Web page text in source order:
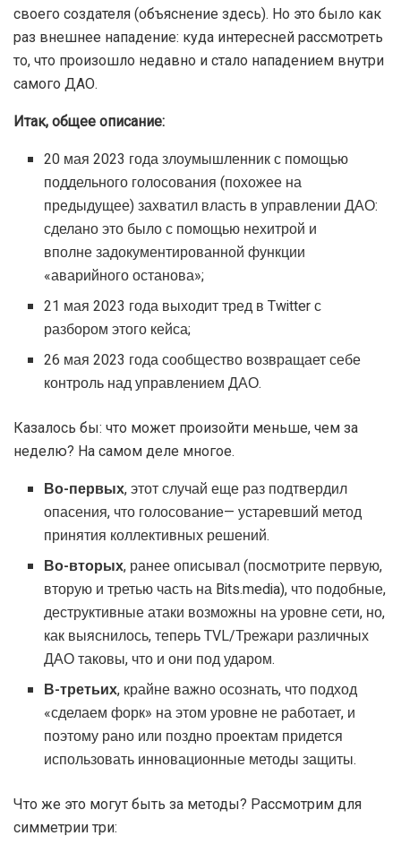
своего создателя (объяснение здесь). Но это было как
раз внешнее нападение: куда интересней рассмотреть
то, что произошло недавно и стало нападением внутри
самого ДАО.
Итак, общее описание:
20 мая 2023 года злоумышленник с помощью
поддельного голосования (похожее на
предыдущее) захватил власть в управлении ДАО:
сделано это было с помощью нехитрой и
вполне задокументированной функции
«аварийного останова»;
21 мая 2023 года выходит тред в Twitter с
разбором этого кейса;
26 мая 2023 года сообщество возвращает себе
контроль над управлением ДАО.
Казалось бы: что может произойти меньше, чем за
неделю? На самом деле многое.
Во-первых, этот случай еще раз подтвердил
опасения, что голосование— устаревший метод
принятия коллективных решений.
Во-вторых, ранее описывал (посмотрите первую,
вторую и третью часть на Bits.media), что подобные,
деструктивные атаки возможны на уровне сети, но,
как выяснилось, теперь TVL/Трежари различных
ДАО таковы, что и они под ударом.
В-третьих, крайне важно осознать, что подход
«сделаем форк» на этом уровне не работает, и
поэтому рано или поздно проектам придется
использовать инновационные методы защиты.
Что же это могут быть за методы? Рассмотрим для
симметрии три: